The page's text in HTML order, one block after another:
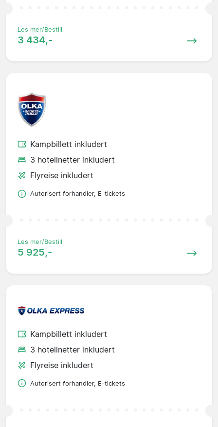
Les mer/Bestill
3 434,-
Kampbillett inkludert
3 hotellnetter inkludert
Flyreise inkludert
Autorisert forhandler, E-tickets
Les mer/Bestill
5 925,-
Kampbillett inkludert
3 hotellnetter inkludert
Flyreise inkludert
Autorisert forhandler, E-tickets